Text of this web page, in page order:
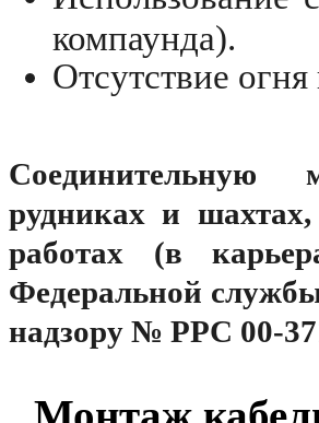
компаунда).
Отсутствие
Соединительную
рудниках и
работах (в
Федеральной
надзору № РРС 00-